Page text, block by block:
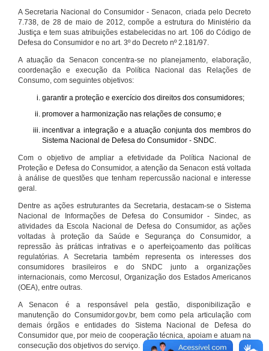
A Secretaria Nacional do Consumidor - Senacon, criada pelo Decreto
7.738, de 28 de maio de 2012, compõe a estrutura do Ministério da
Justiça e tem suas atribuições estabelecidas no art. 106 do Código de
Defesa do Consumidor e no art. 3º do Decreto nº 2.181/97.
A atuação da Senacon concentra-se no planejamento, elaboração,
coordenação e execução da Política Nacional das Relações de
Consumo, com seguintes objetivos:
garantir a proteção e exercício dos direitos dos consumidores;
promover a harmonização nas relações de consumo; e
incentivar a integração e a atuação conjunta dos membros do
Sistema Nacional de Defesa do Consumidor - SNDC.
Com o objetivo de ampliar a efetividade da Política Nacional de
Proteção e Defesa do Consumidor, a atenção da Senacon está voltada
à análise de questões que tenham repercussão nacional e interesse
geral.
Dentre as ações estruturantes da Secretaria, destacam-se o Sistema
Nacional de Informações de Defesa do Consumidor - Sindec, as
atividades da Escola Nacional de Defesa do Consumidor, as ações
voltadas à proteção da Saúde e Segurança do Consumidor, a
repressão às práticas infrativas e o aperfeiçoamento das políticas
regulatórias. A Secretaria também representa os interesses dos
consumidores brasileiros e do SNDC junto a organizações
internacionais, como Mercosul, Organização dos Estados Americanos
(OEA), entre outras.
A Senacon é a responsável pela gestão, disponibilização e
manutenção do Consumidor.gov.br, bem como pela articulação com
demais órgãos e entidades do Sistema Nacional de Defesa do
Consumidor que, por meio de cooperação técnica, apoiam e atuam na
consecução dos objetivos do serviço.